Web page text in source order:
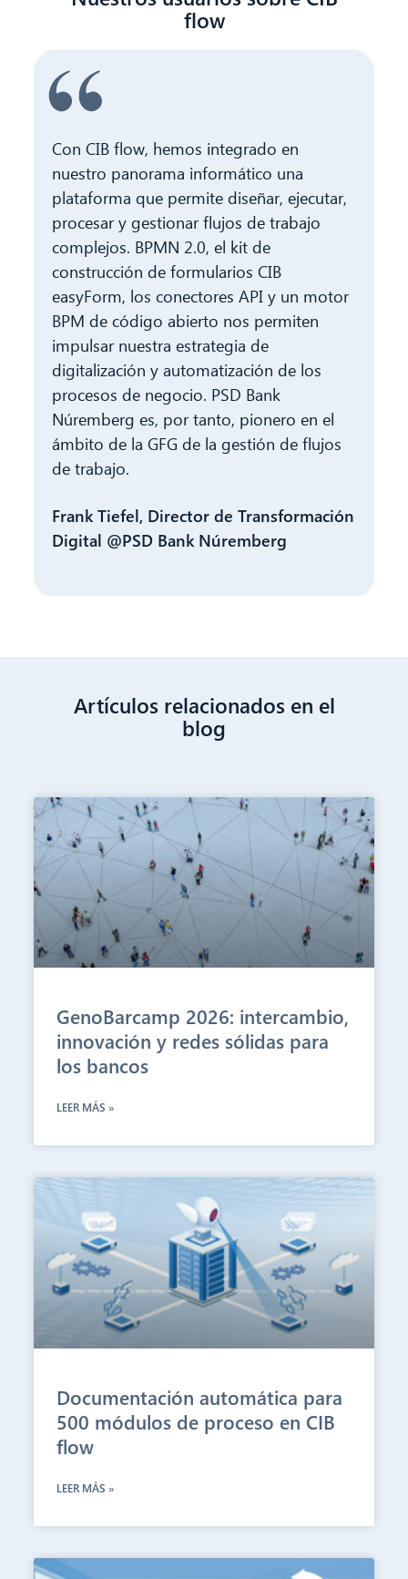
flow
Con CIB flow, hemos integrado en
nuestro panorama informático una
plataforma que permite diseñar, ejecutar,
procesar y gestionar flujos de trabajo
complejos. BPMN 2.0, el kit de
construcción de formularios CIB
easyForm, los conectores API y un motor
BPM de código abierto nos permiten
impulsar nuestra estrategia de
digitalización y automatización de los
procesos de negocio. PSD Bank
Núremberg es, por tanto, pionero en el
ámbito de la GFG de la gestión de flujos
de trabajo.
Frank Tiefel, Director de Transformación
Digital @PSD Bank Núremberg
Artículos relacionados en el
blog
GenoBarcamp 2026: intercambio,
innovación y redes sólidas para
los bancos
LEER MÁS »
Documentación automática para
500 módulos de proceso en CIB
flow
LEER MÁS »